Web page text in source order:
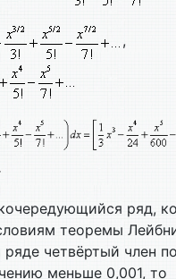
,
ряд,
теоремы
четвёртый член по
меньше 0,001, то